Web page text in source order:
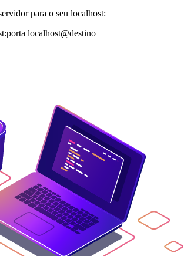
para o seu localhost:
localhost@destino